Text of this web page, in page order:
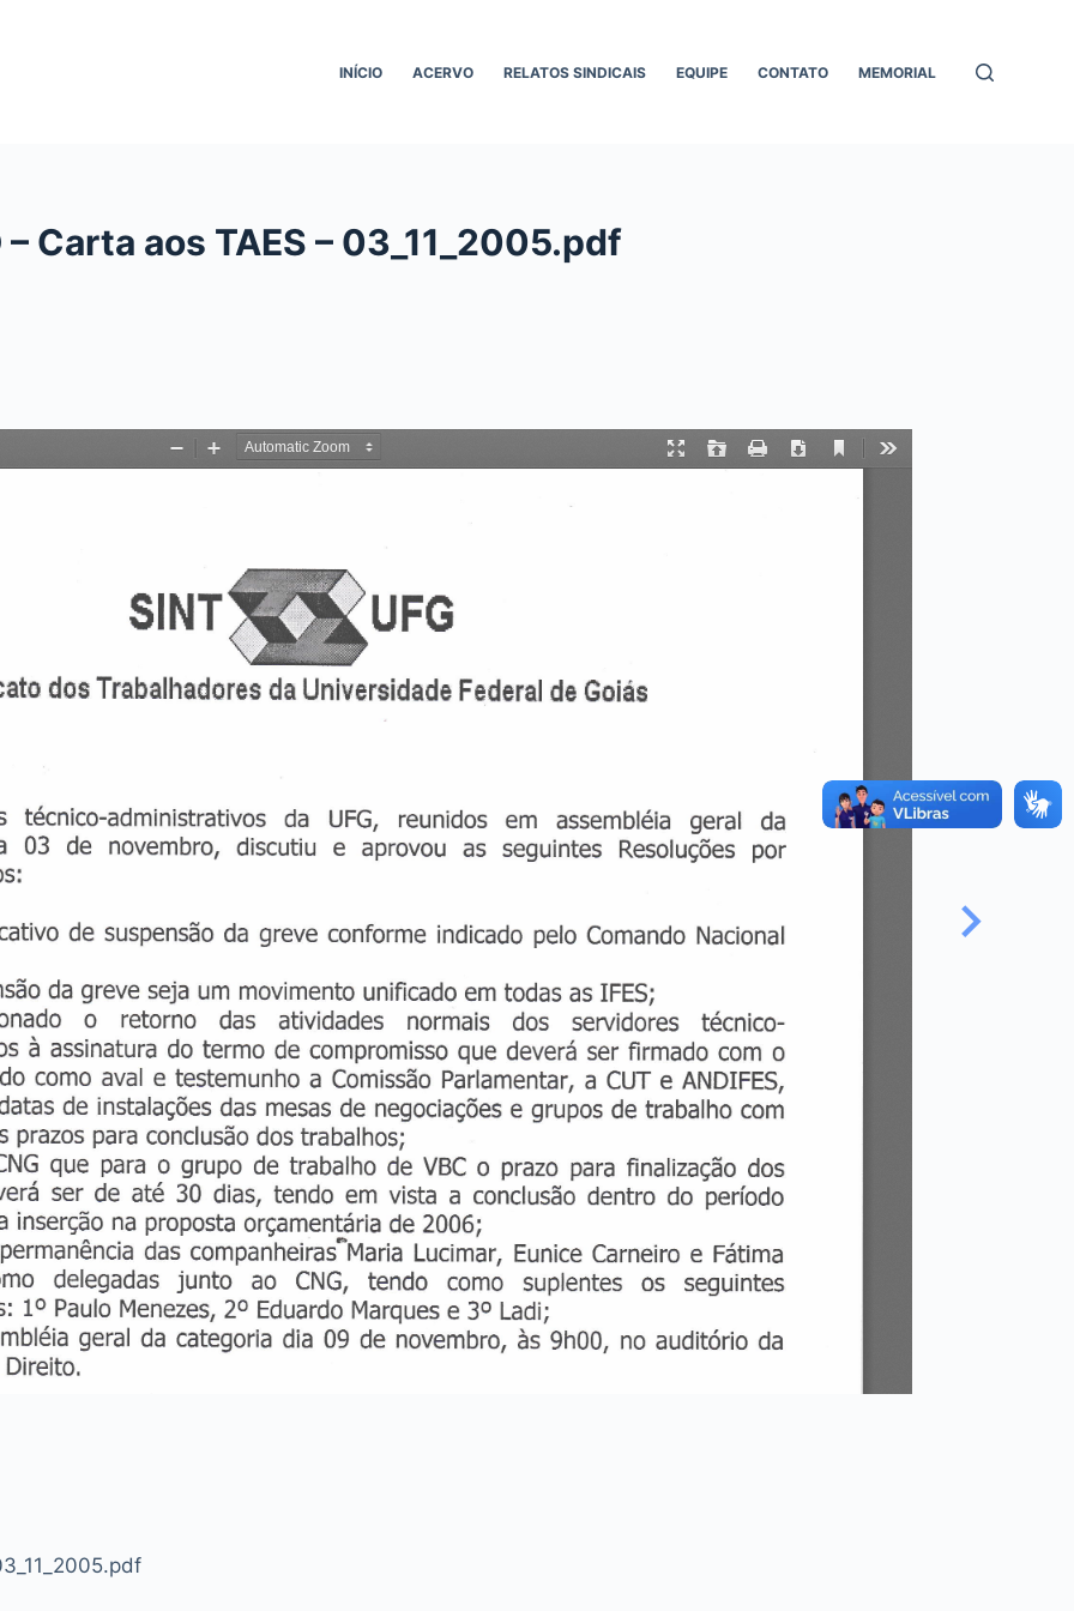
INÍCIO ACERVO RELATOS SINDICAIS EQUIPE CONTATO MEMORIAL
Carta aos TAES – 03_11_2005.pdf